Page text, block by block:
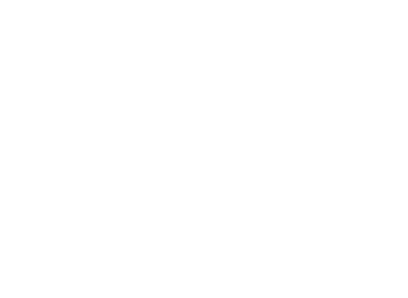
de Cupom Fiscal
de Plástico